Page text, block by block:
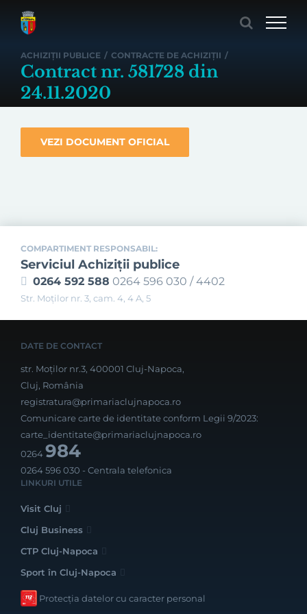
ACHIZIȚII PUBLICE / CONTRACTE DE ACHIZIȚII /
Contract nr. 581728 din
24.11.2020
VEZI DOCUMENT OFICIAL
COMPARTIMENT RESPONSABIL:
Serviciul Achiziţii publice
0264 592 588 0264 596 030 / 4402
Str. Moţilor nr. 3, cam. 4, 4 A, 5
DATE DE CONTACT
str. Moților nr.3, 400001 Cluj-Napoca,
Cluj, România
registratura@primariaclujnapoca.ro
Comunicare carte de identitate conform Legii 9/2023:
carte_identitate@primariaclujnapoca.ro
0264984
0264 596 030 - Centrala telefonica
LINKURI UTILE
Visit Cluj
Cluj Business
CTP Cluj-Napoca
Sport în Cluj-Napoca
Protecția datelor cu caracter personal